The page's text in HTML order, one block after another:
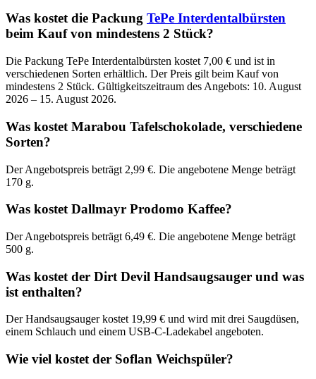
Was kostet die Packung TePe Interdentalbürsten
beim Kauf von mindestens 2 Stück?
Die Packung TePe Interdentalbürsten kostet 7,00 € und ist in
verschiedenen Sorten erhältlich. Der Preis gilt beim Kauf von
mindestens 2 Stück. Gültigkeitszeitraum des Angebots: 10. August
2026 – 15. August 2026.
Was kostet Marabou Tafelschokolade, verschiedene
Sorten?
Der Angebotspreis beträgt 2,99 €. Die angebotene Menge beträgt
170 g.
Was kostet Dallmayr Prodomo Kaffee?
Der Angebotspreis beträgt 6,49 €. Die angebotene Menge beträgt
500 g.
Was kostet der Dirt Devil Handsaugsauger und was
ist enthalten?
Der Handsaugsauger kostet 19,99 € und wird mit drei Saugdüsen,
einem Schlauch und einem USB-C-Ladekabel angeboten.
Wie viel kostet der Soflan Weichspüler?